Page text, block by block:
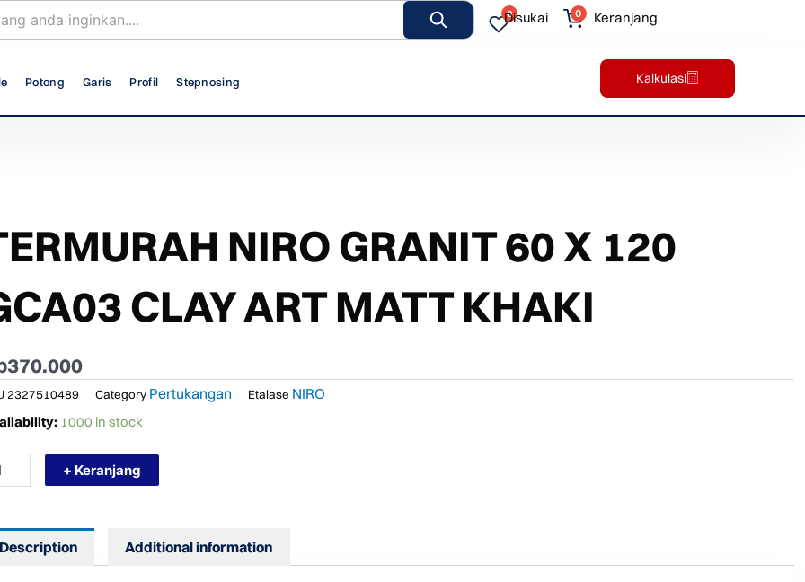
0
Disukai 0 Keranjang
Potong Garis Profil Stepnosing Kalkulasi
NIRO GRANIT 60 X 120
CLAY ART MATT KHAKI
370.000
2327510489 Category Pertukangan Etalase NIRO
1000 in stock
+ Keranjang
Description Additional information